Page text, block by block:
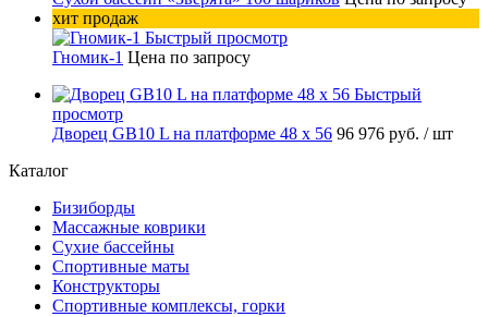
хит продаж
Быстрый просмотр
Гномик-1 Цена по запросу
Быстрый
просмотр
Дворец GB10 L на платформе 48 х 56 96 976 руб. / шт
Каталог
Бизиборды
Массажные коврики
Сухие бассейны
Спортивные маты
Конструкторы
Спортивные комплексы, горки